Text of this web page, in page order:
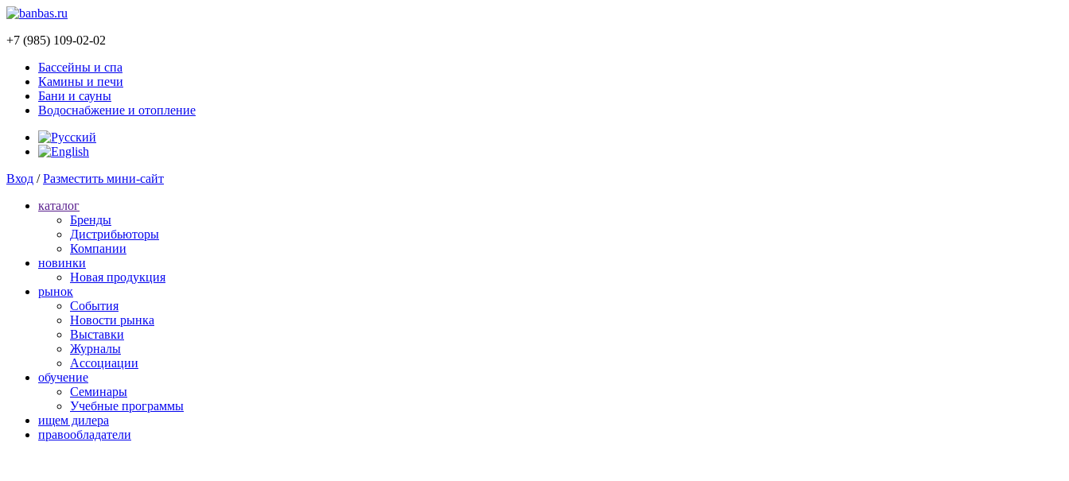
+7 (985) 109-02-02
Бассейны и спа
Камины и печи
Бани и сауны
Водоснабжение и отопление
Вход /Разместить мини-сайт
каталог
Бренды
Дистрибьюторы
Компании
новинки
Новая продукция
рынок
Cобытия
Новости рынка
Выставки
Журналы
Ассоциации
обучение
Семинары
Учебные программы
ищем дилера
правообладатели